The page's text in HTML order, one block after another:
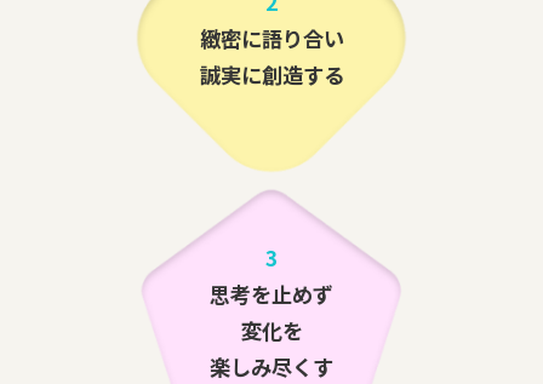
緻密に語り合い
誠実に創造する
3
思考を止めず
変化を
楽しみ尽くす